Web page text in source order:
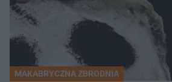
MAKABRYCZNA ZBRODNIA